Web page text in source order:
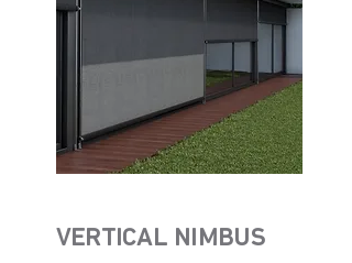
VERTICAL NIMBUS